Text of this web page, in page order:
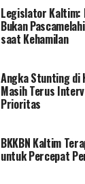
Legislator Kaltim:
Bukan
saat Kehamilan
Angka Stunting di
Masih Terus
Prioritas
BKKBN Kaltim
untuk Percepat